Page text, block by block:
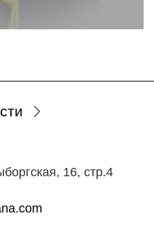
16, стр.4